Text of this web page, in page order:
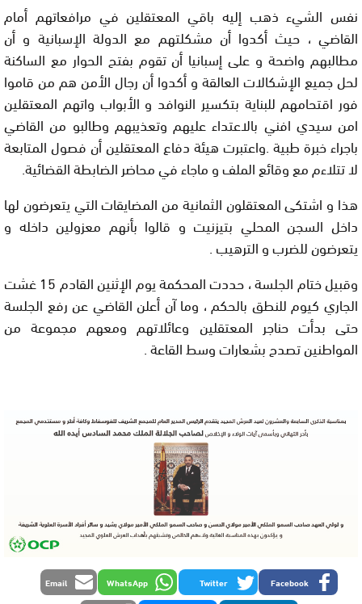
نفس الشيء ذهب إليه باقي المعتقلين في مرافعاتهم أمام
القاضي ، حيث أكدوا أن مشكلتهم مع الدولة الإسبانية و أن
مطالبهم واضحة و على إسبانيا أن تقوم بفتح الحوار مع الساكنة
لحل جميع الإشكالات العالقة و أكدوا أن رجال الأمن هم من قاموا
فور اقتحامهم للبناية بتكسير النوافد و الأبواب واتهم المعتقلين
امن سيدي افني باﻻعتداء عليهم وتعذيبهم وطالبو من القاضي
باجراء خبرة طبية .واعتبرت هيئة دفاع المعتقلين أن فصول المتابعة
لا تتلاءم مع وقائع الملف و ماجاء في محاضر الضابطة القضائية.
هذا و اشتكى المعتقلون الثمانية من المضايقات التي يتعرضون لها
داخل السجن المحلي بتيزنيت و قالوا بأنهم معزولين داخله و
يتعرضون للضرب و الترهيب .
وقبيل ختام الجلسة ، حددت المحكمة يوم الإثنين القادم 15 غشت
الجاري كيوم للنطق بالحكم ، وما آن أعلن القاضي عن رفع الجلسة
حتى بدأت حناجر المعتقلين وعائلاتهم ومعهم مجموعة من
المواطنين تصدح بشعارات وسط القاعة .
Facebook
Twitter
WhatsApp
Email